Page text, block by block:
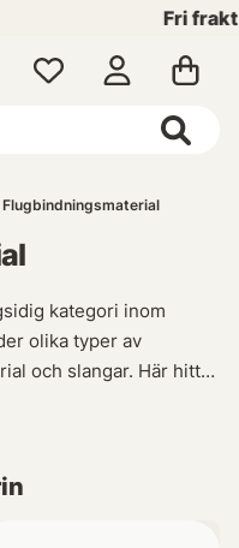
Flugbindningsmaterial
kategori inom
olika typer av
och slangar. Här hittar
av
bekväm under alla